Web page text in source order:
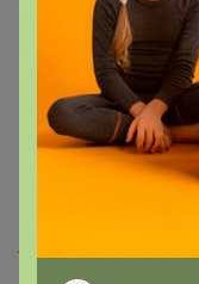
В наборе 3 варианта
Белый
Черные
Розовые (для
Модель после
Артикул